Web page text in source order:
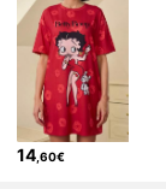
14 ,60€